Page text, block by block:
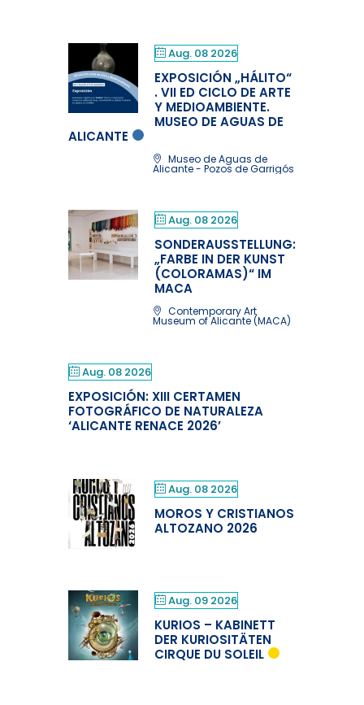
Aug. 08 2026
EXPOSICIÓN „HÁLITO“
. VII ED CICLO DE ARTE
Y MEDIOAMBIENTE.
MUSEO DE AGUAS DE
ALICANTE
Museo de Aguas de
Alicante - Pozos de Garrigós
Aug. 08 2026
SONDERAUSSTELLUNG:
„FARBE IN DER KUNST
(COLORAMAS)“ IM
MACA
Contemporary Art
Museum of Alicante (MACA)
Aug. 08 2026
EXPOSICIÓN: XIII CERTAMEN
FOTOGRÁFICO DE NATURALEZA
‘ALICANTE RENACE 2026’
Aug. 08 2026
MOROS Y CRISTIANOS
ALTOZANO 2026
Aug. 09 2026
KURIOS – KABINETT
DER KURIOSITÄTEN
CIRQUE DU SOLEIL